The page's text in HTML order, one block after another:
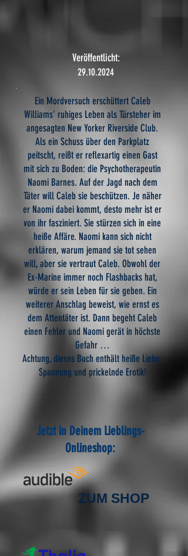
Veröffentlicht:
29.10.2024
Ein Mordversuch erschüttert Caleb
Williams' ruhiges Leben als Türsteher im
angesagten New Yorker Riverside Club.
Als ein Schuss über den Parkplatz
peitscht, reißt er reflexartig einen Gast
mit sich zu Boden: die Psychotherapeutin
Naomi Barnes. Auf der Jagd nach dem
Täter will Caleb sie beschützen. Je näher
er Naomi dabei kommt, desto mehr ist er
von ihr fasziniert. Sie stürzen sich in eine
heiße Affäre. Naomi kann sich nicht
erklären, warum jemand sie tot sehen
will, aber sie vertraut Caleb. Obwohl der
Ex-Marine immer noch Flashbacks hat,
würde er sein Leben für sie geben. Ein
weiterer Anschlag beweist, wie ernst es
dem Attentäter ist. Dann begeht Caleb
einen Fehler und Naomi gerät in höchste
Gefahr …
Achtung, dieses Buch enthält heiße Liebe,
Spannung und prickelnde Erotik!
Jetzt in Deinem Lieblings-
Onlineshop:
ZUM SHOP